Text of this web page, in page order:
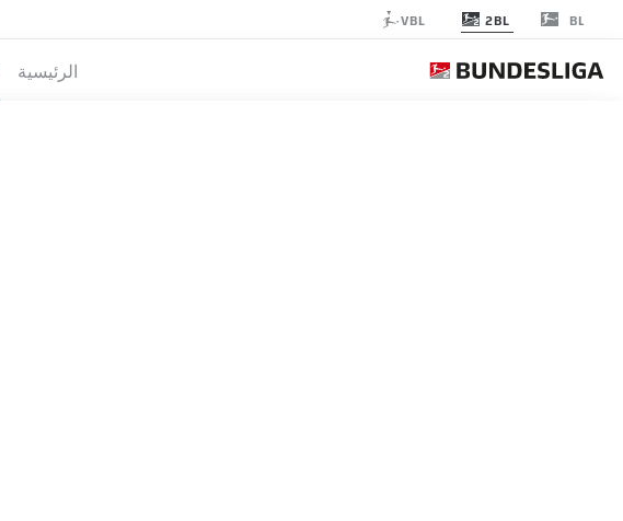
BL
2BL
VBL
الرئيسية